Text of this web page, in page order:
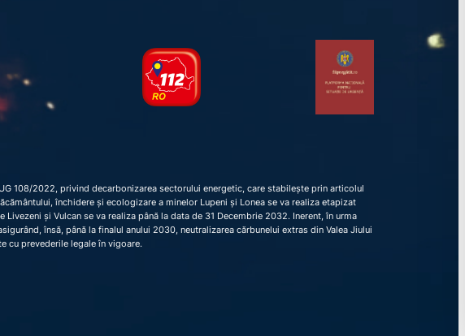
108/2022, privind decarbonizarea sectorului energetic, care stabilește prin articolul
închidere și ecologizare a minelor Lupeni și Lonea se va realiza etapizat
și Vulcan se va realiza până la data de 31 Decembrie 2032. Inerent, în urma
însă, până la finalul anului 2030, neutralizarea cărbunelui extras din Valea Jiului
cu prevederile legale în vigoare.